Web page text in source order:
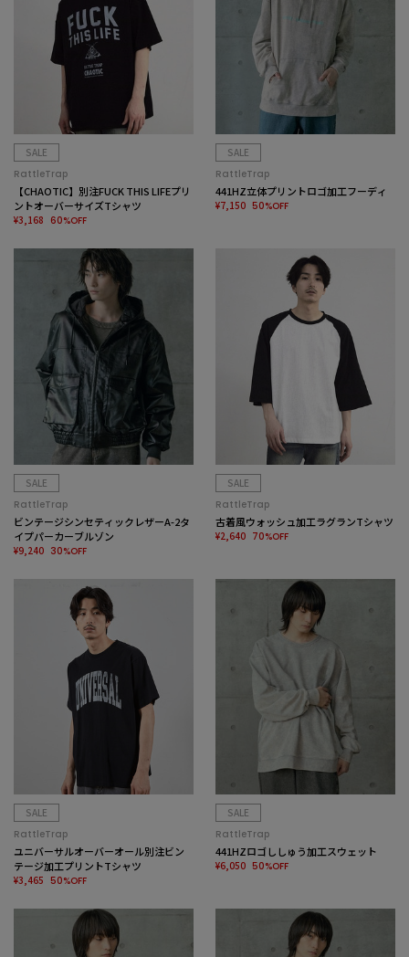
SALE
RattleTrap
【CHAOTIC】別注FUCK THIS LIFEプリ
ントオーバーサイズTシャツ
¥3,168 60%OFF
SALE
RattleTrap
441HZ立体プリントロゴ加工フーディ
¥7,150 50%OFF
SALE
RattleTrap
ビンテージシンセティックレザーA-2タ
イプパーカーブルゾン
¥9,240 30%OFF
SALE
RattleTrap
古着風ウォッシュ加工ラグランTシャツ
¥2,640 70%OFF
SALE
RattleTrap
ユニバーサルオーバーオール別注ビン
テージ加工プリントTシャツ
¥3,465 50%OFF
SALE
RattleTrap
441HZロゴししゅう加工スウェット
¥6,050 50%OFF